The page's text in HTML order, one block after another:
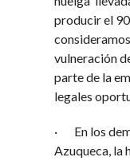
producir el
vulneración
parte de la
legales
· En los
Azuqueca, la